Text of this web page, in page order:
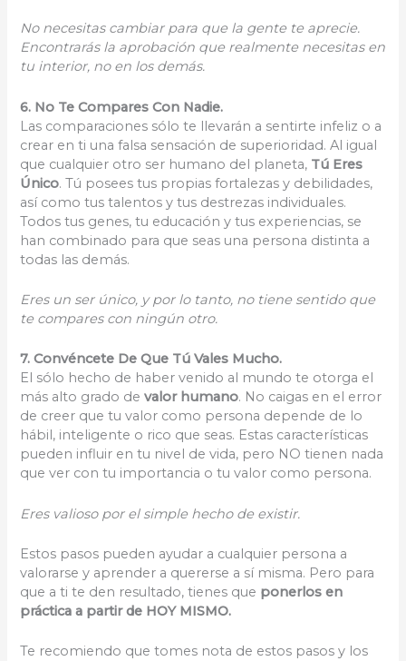
No necesitas cambiar para que la gente te aprecie.
Encontrarás la aprobación que realmente necesitas en
tu interior, no en los demás.
6. No Te Compares Con Nadie.
Las comparaciones sólo te llevarán a sentirte infeliz o a
crear en ti una falsa sensación de superioridad. Al igual
que cualquier otro ser humano del planeta, Tú Eres
Único. Tú posees tus propias fortalezas y debilidades,
así como tus talentos y tus destrezas individuales.
Todos tus genes, tu educación y tus experiencias, se
han combinado para que seas una persona distinta a
todas las demás.
Eres un ser único, y por lo tanto, no tiene sentido que
te compares con ningún otro.
7. Convéncete De Que Tú Vales Mucho.
El sólo hecho de haber venido al mundo te otorga el
más alto grado devalor humano. No caigas en el error
de creer que tu valor como persona depende de lo
hábil, inteligente o rico que seas. Estas características
pueden influir en tu nivel de vida, pero NO tienen nada
que ver con tu importancia o tu valor como persona.
Eres valioso por el simple hecho de existir.
Estos pasos pueden ayudar a cualquier persona a
valorarse y aprender a quererse a sí misma. Pero para
que a ti te den resultado, tienes que ponerlos en
práctica a partir de HOY MISMO.
Te recomiendo que tomes nota de estos pasos y los